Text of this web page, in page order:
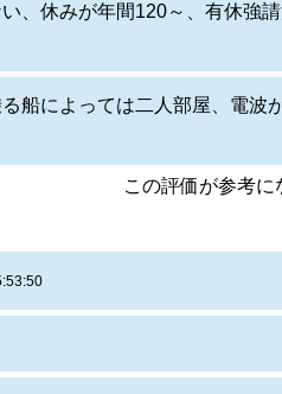
、休みが年間120～、有休強
船によっては二人部屋、電波
この評価が参考